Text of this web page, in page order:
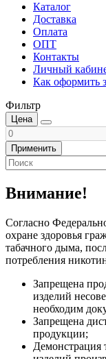
Каталог
Доставка
Оплата
ОПТ
Контакты
Личный
Как оформить
Фильтр
Цена
Применить
Внимание!
Согласно
охране здоровья
табачного дыма,
потребления
Запрещена
изделий
необходим
Запрещена
продукции;
Демонстрация